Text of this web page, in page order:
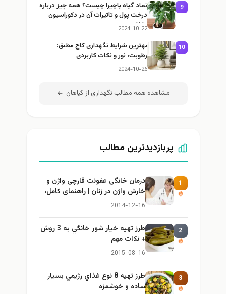
9
نماد گیاه پاچیرا چیست؟ همه چیز درباره
درخت پول و تاثیرات آن در دکوراسیون
داخلی
2024-10-22
10
بهترین شرایط نگهداری کاج مطبق:
رطوبت، نور و نکات کاربردی
2024-10-26
مشاهده همه مطالب نگهداری از گیاهان
پربازدیدترین مطالب
درمان خانگی عفونت قارچی واژن و
خارش واژن در زنان | راهنمای کامل،
ایمن و کاربردی
2014-12-16
2
طرز تهيه خیار شور خانگي به 3 روش
+ نكات مهم
2015-08-16
3
طرز تهيه 8 نوع غذاي رژيمي بسيار
ساده و خوشمزه